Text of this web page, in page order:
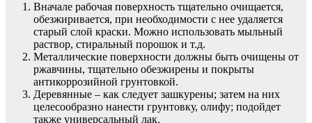
Вначале рабочая поверхность тщательно очищается,
обезжиривается, при необходимости с нее удаляется
старый слой краски. Можно использовать мыльный
раствор, стиральный порошок и т.д.
Металлические поверхности должны быть очищены от
ржавчины, тщательно обезжирены и покрыты
антикоррозийной грунтовкой.
Деревянные – как следует зашкурены; затем на них
целесообразно нанести грунтовку, олифу; подойдет
также универсальный лак.